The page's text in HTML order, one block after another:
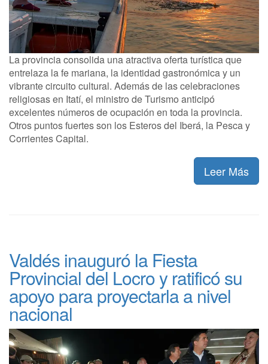
La provincia consolida una atractiva oferta turística que
entrelaza la fe mariana, la identidad gastronómica y un
vibrante circuito cultural. Además de las celebraciones
religiosas en Itatí, el ministro de Turismo anticipó
excelentes números de ocupación en toda la provincia.
Otros puntos fuertes son los Esteros del Iberá, la Pesca y
Corrientes Capital.
Leer Más
Valdés inauguró la Fiesta
Provincial del Locro y ratificó su
apoyo para proyectarla a nivel
nacional